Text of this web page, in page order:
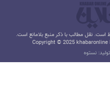
نقل مطالب با ذکر منبع بلامانع است.
Copyright © 2025
نستوه